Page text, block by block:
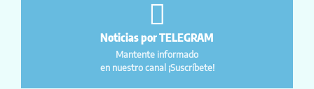
Noticias por TELEGRAM
Mantente informado
en nuestro canal ¡Suscríbete!